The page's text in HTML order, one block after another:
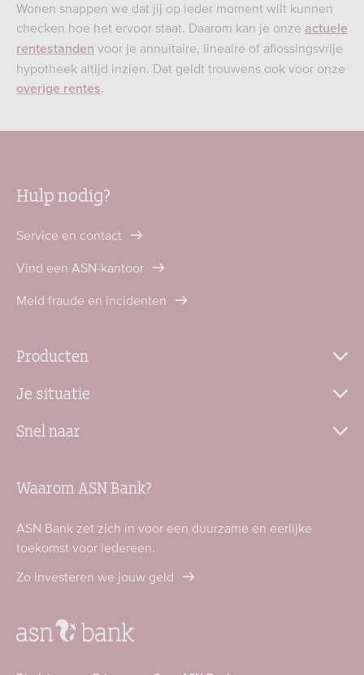
Wonen snappen we dat jij op ieder moment wilt kunnen
checken hoe het ervoor staat. Daarom kan je onze actuele
rentestanden voor je annuïtaire, lineaire of aflossingsvrije
hypotheek altijd inzien. Dat geldt trouwens ook voor onze
overige rentes.
Hulp nodig?
Service en contact
Vind een ASN-kantoor
Meld fraude en incidenten
Producten
Je situatie
Snel naar
Waarom ASN Bank?
ASN Bank zet zich in voor een duurzame en eerlijke
toekomst voor iedereen.
Zo investeren we jouw geld